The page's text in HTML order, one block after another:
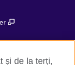
și de la terți,